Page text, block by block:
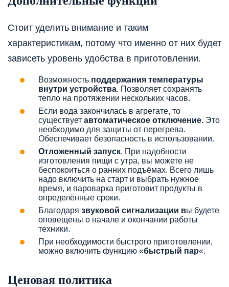
Стоит уделить внимание и таким
характеристикам, потому что именно от них будет
зависеть уровень удобства в приготовлении.
Возможность поддержания температуры
внутри устройства. Позволяет сохранять
тепло на протяжении нескольких часов.
Если вода закончилась в агрегате, то
существует автоматическое отключение. Это
необходимо для защиты от перегрева.
Обеспечивает безопасность в использовании.
Отложенный запуск. При надобности
изготовления пищи с утра, вы можете не
беспокоиться о ранних подъёмах. Всего лишь
надо включить на старт и выбрать нужное
время, и пароварка приготовит продукты в
определённые сроки.
Благодаря звуковой сигнализации вы будете
оповещены о начале и окончании работы
техники.
При необходимости быстрого приготовлении,
можно включить функцию «быстрый пар«.
Ценовая политика